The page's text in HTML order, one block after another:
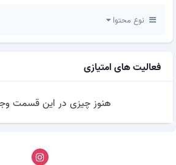
نوع محتوا
فعالیت های امتیازی
هنوز چیزی در این قسمت